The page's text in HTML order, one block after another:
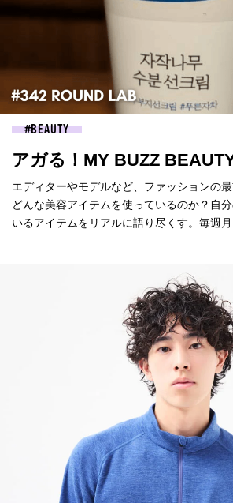
BEAUTY
アガる！MY BUZZ
エディターやモデルなど、ファッションの
どんな美容アイテムを使っているのか？自
いるアイテムをリアルに語り尽くす。毎週月